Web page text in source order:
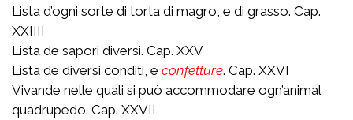
Lista d’ogni sorte di torta di magro, e di grasso. Cap.
XXIIII
Lista de sapori diversi. Cap. XXV
Lista de diversi conditi, e confetture. Cap. XXVI
Vivande nelle quali si può accommodare ogn’animal
quadrupedo. Cap. XXVII